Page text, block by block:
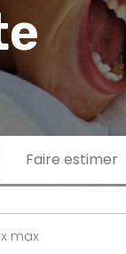
Faire estimer